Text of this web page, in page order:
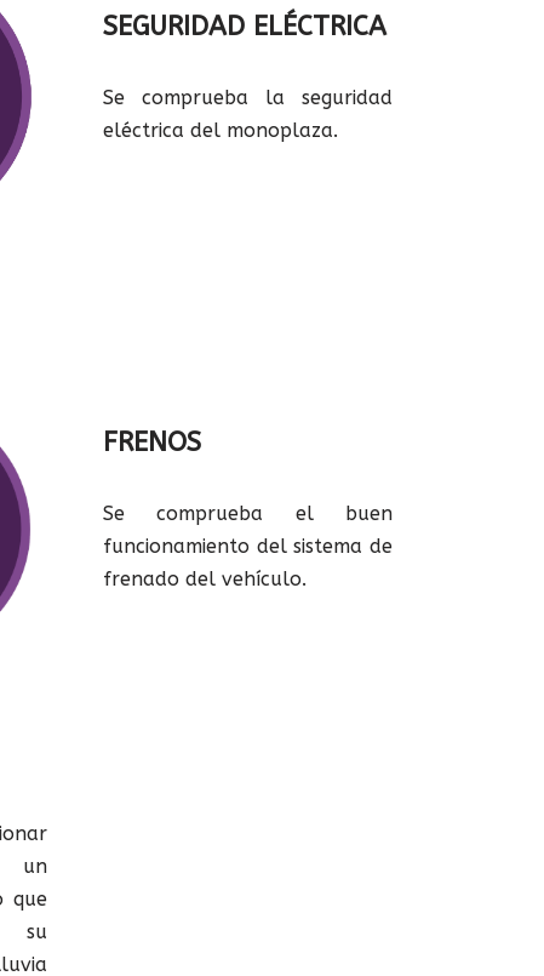
SEGURIDAD ELÉCTRICA
Se comprueba la seguridad
eléctrica del monoplaza.
FRENOS
Se comprueba el buen
funcionamiento del sistema de
frenado del vehículo.
un
que
su